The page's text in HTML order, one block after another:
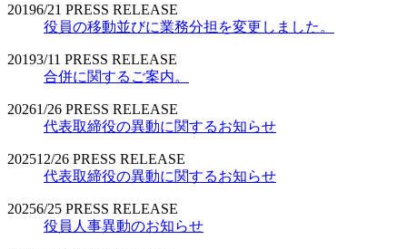
20196/21 PRESS RELEASE
役員の移動並びに業務分担を変更しました。
20193/11 PRESS RELEASE
合併に関するご案内。
20261/26 PRESS RELEASE
代表取締役の異動に関するお知らせ
202512/26 PRESS RELEASE
代表取締役の異動に関するお知らせ
20256/25 PRESS RELEASE
役員人事異動のお知らせ